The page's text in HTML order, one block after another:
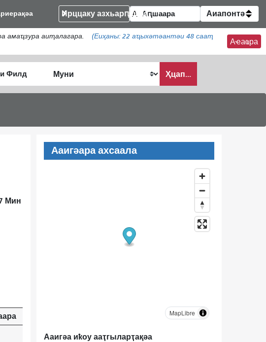
Ирццаку азхьарԥшқәа Аиапонтә
амаҵзура аиҭалагара. (Еиҳаны: 22 аҵыхәтәантәи 48 сааҭ
Аҽаҩра
Ҳцап...
Мин
Ааигәара ахсаала
MapLibre
Ааигәа иҟоу ааҭгыларҭақәа